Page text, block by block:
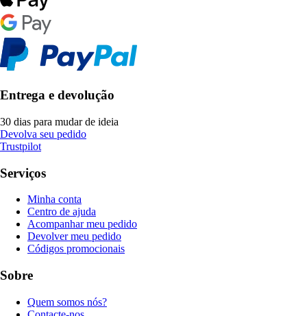
Entrega e devolução
30 dias para mudar de ideia
Devolva seu pedido
Trustpilot
Serviços
Minha conta
Centro de ajuda
Acompanhar meu pedido
Devolver meu pedido
Códigos promocionais
Sobre
Quem somos nós?